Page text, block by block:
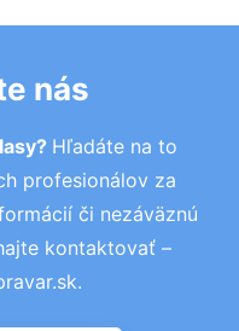
nás
Hľadáte na to
profesionálov za
či nezáväznú
kontaktovať –